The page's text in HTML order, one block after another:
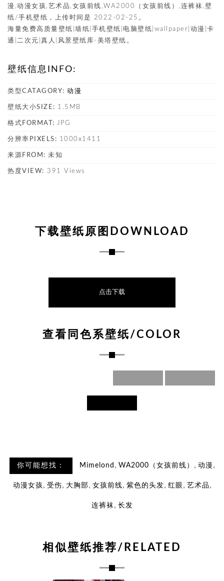
漫,动漫女孩,艺术品,女孩前线,WA2000（女孩前线）,连裤袜,壁
纸/手机壁纸，上传时间是 2022-02-25。
海量免费高质量壁纸|墙纸|手机壁纸|电脑壁纸|wallpaper|动漫|卡
通|二次元|真人|风景壁纸库-美塔壁纸。
壁纸信息INFO:
类型CATAGORY: 动漫
壁纸大小SIZE: 1.5MB
格式FORMAT: JPG
分辨率PIXELS: 1000x1411
来源FROM: 未知
热度VIEW: 391 Views
下载壁纸原图DOWNLOAD
点击下载
查看同色系壁纸/COLOR
你可能想找： Mimelond , WA2000（女孩前线） , 动漫 ,
动漫女孩, 受伤, 大胸部, 女孩前线, 紫色的头发, 红眼 , 艺术品 ,
连裤袜, 长发
相似壁纸推荐/RELATED